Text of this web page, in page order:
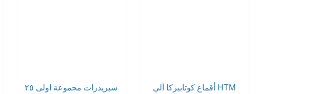
سبريدرات مجموعة اولى ٢٥
أقماع كوتابيركا آلي HTM